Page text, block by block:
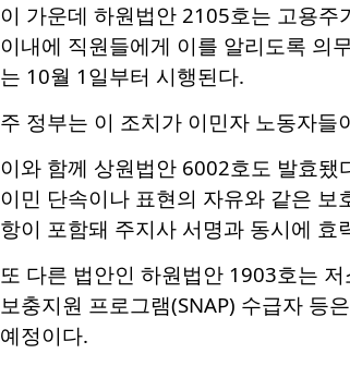
이 가운데 하원법안 2105호는 고용
이내에 직원들에게 이를 알리도록 의
는 10월 1일부터 시행된다.
주 정부는 이 조치가 이민자 노동자
이와 함께 상원법안 6002호도 발효됐
이민 단속이나 표현의 자유와 같은
항이 포함돼 주지사 서명과 동시에 효
또 다른 법안인 하원법안 1903호는
보충지원 프로그램(SNAP) 수급자 등
예정이다.